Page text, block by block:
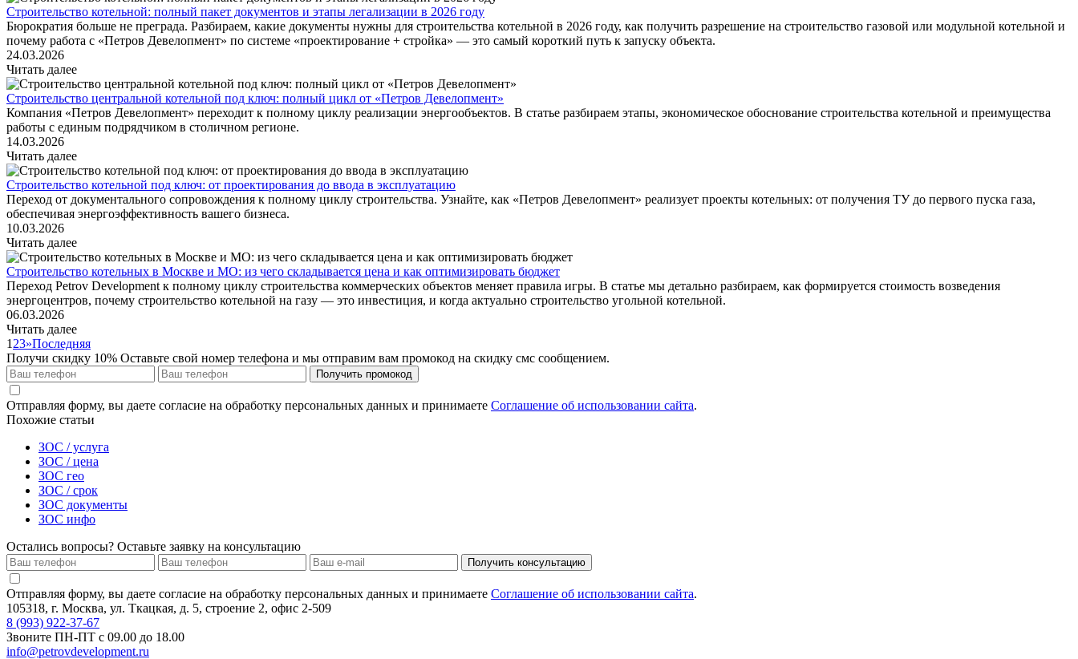
Строительство котельной: полный пакет документов и этапы легализации в 2026 году
Бюрократия больше не преграда. Разбираем, какие документы нужны для строительства котельной в 2026 году, как получить разрешение на строительство газовой или модульной котельной и
почему работа с «Петров Девелопмент» по системе «проектирование + стройка» — это самый короткий путь к запуску объекта.
24.03.2026
Читать далее
Строительство центральной котельной под ключ: полный цикл от «Петров Девелопмент»
Компания «Петров Девелопмент» переходит к полному циклу реализации энергообъектов. В статье разбираем этапы, экономическое обоснование строительства котельной и преимущества
работы с единым подрядчиком в столичном регионе.
14.03.2026
Читать далее
Строительство котельной под ключ: от проектирования до ввода в эксплуатацию
Переход от документального сопровождения к полному циклу строительства. Узнайте, как «Петров Девелопмент» реализует проекты котельных: от получения ТУ до первого пуска газа,
обеспечивая энергоэффективность вашего бизнеса.
10.03.2026
Читать далее
Строительство котельных в Москве и МО: из чего складывается цена и как оптимизировать бюджет
Переход Petrov Development к полному циклу строительства коммерческих объектов меняет правила игры. В статье мы детально разбираем, как формируется стоимость возведения
энергоцентров, почему строительство котельной на газу — это инвестиция, и когда актуально строительство угольной котельной.
06.03.2026
Читать далее
1 23»Последняя
Получи скидку 10% Оставьте свой номер телефона и мы отправим вам промокод на скидку смс сообщением.
Получить промокод
Отправляя форму, вы даете согласие на обработку персональных данных и принимаете Соглашение об использовании сайта.
Похожие статьи
ЗОС / услуга
ЗОС / цена
ЗОС гео
ЗОС / срок
ЗОС документы
ЗОС инфо
Остались вопросы? Оставьте заявку на консультацию
Получить консультацию
Отправляя форму, вы даете согласие на обработку персональных данных и принимаете Соглашение об использовании сайта.
105318, г. Москва, ул. Ткацкая, д. 5, строение 2, офис 2-509
8 (993) 922-37-67
Звоните ПН-ПТ с 09.00 до 18.00
info@petrovdevelopment.ru